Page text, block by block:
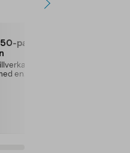
pack,
i
en